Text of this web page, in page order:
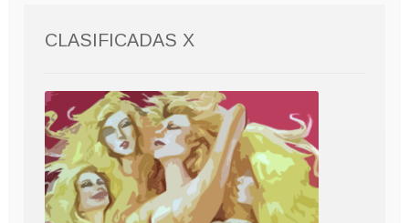
CLASIFICADAS X